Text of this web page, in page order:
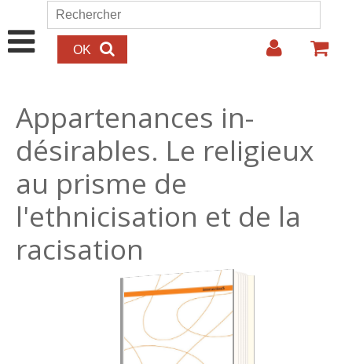
Aller au contenu principal
Formulaire de recherche
Rechercher
Appartenances in-
désirables. Le religieux
au prisme de
l'ethnicisation et de la
racisation
28.00€